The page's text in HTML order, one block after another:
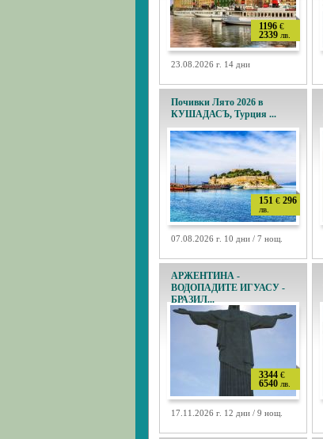
1196 €
2339 лв.
23.08.2026 г. 14 дни
Почивки Лято 2026 в
КУШАДАСЪ, Турция ...
151 € 296
лв.
07.08.2026 г. 10 дни / 7 нощ.
АРЖЕНТИНА -
ВОДОПАДИТЕ ИГУАСУ -
БРАЗИЛ...
3344 €
6540 лв.
17.11.2026 г. 12 дни / 9 нощ.